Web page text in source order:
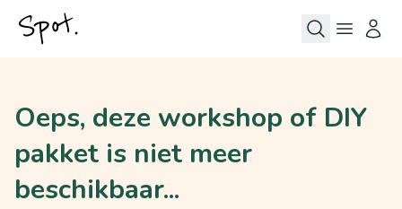
Oeps, deze workshop of DIY
pakket is niet meer
beschikbaar...